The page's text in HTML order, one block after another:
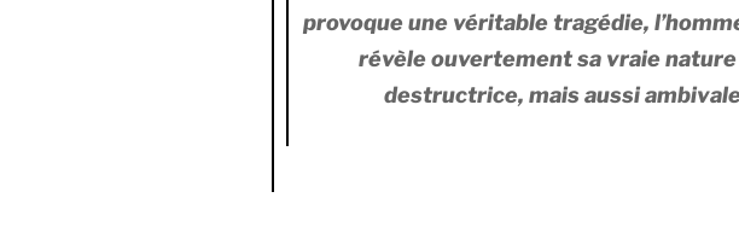
provoque une véritable tragédie,
révèle ouvertement sa vraie nature
destructrice, mais aussi